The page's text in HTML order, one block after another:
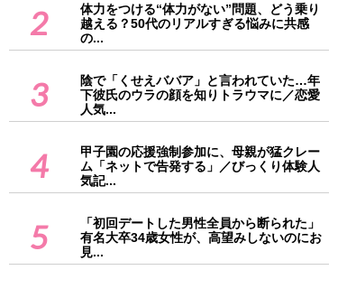
2
体力をつける“体力がない”問題、どう乗り
越える？50代のリアルすぎる悩みに共感
の...
3
陰で「くせえババア」と言われていた…年
下彼氏のウラの顔を知りトラウマに／恋愛
人気...
4
甲子園の応援強制参加に、母親が猛クレー
ム「ネットで告発する」／びっくり体験人
気記...
5
「初回デートした男性全員から断られた」
有名大卒34歳女性が、高望みしないのにお
見...